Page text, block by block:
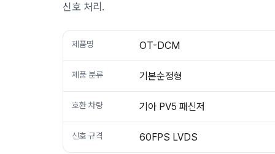
신호 처리.
제품명 OT-DCM
제품 분류 기본순정형
호환 차량 기아 PV5 패신저
신호 규격 60FPS LVDS